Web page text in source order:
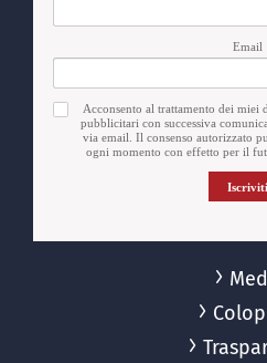
Email
Acconsento al trattamento dei
pubblicitari con successiva
via email. Il consenso autorizzato
ogni momento con effetto per il
Iscriviti